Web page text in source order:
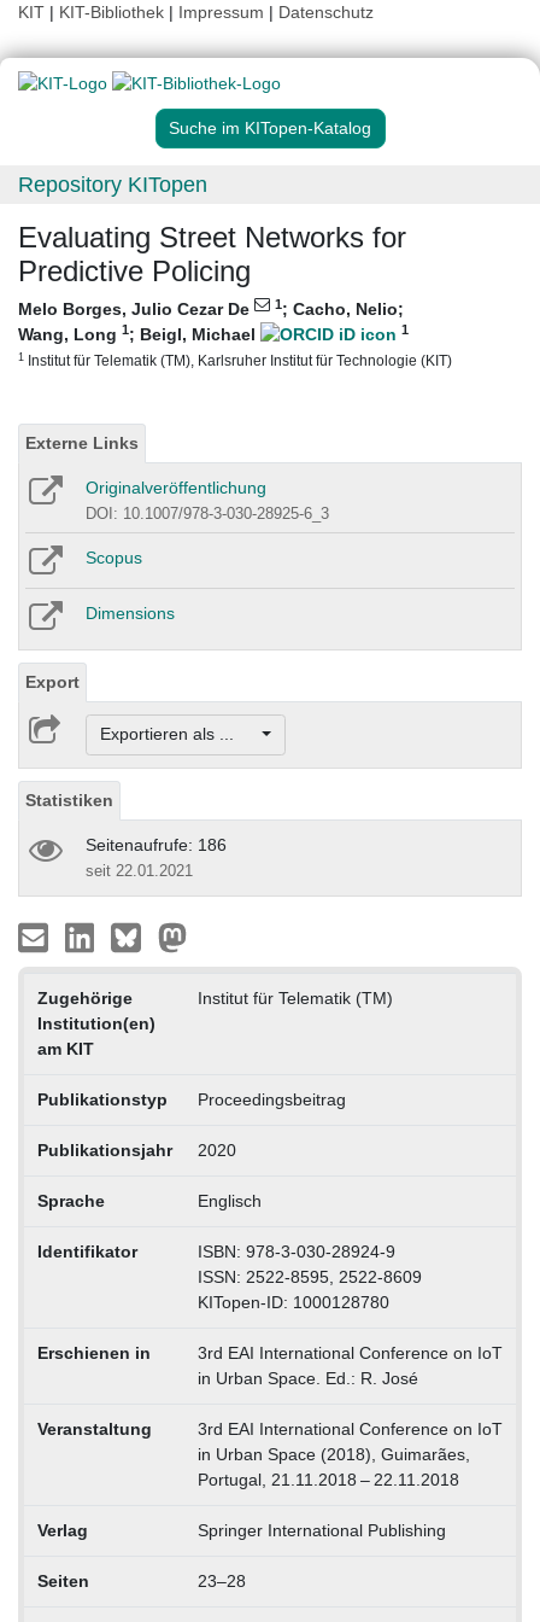
KIT | KIT-Bibliothek | Impressum | Datenschutz
Suche im KITopen-Katalog
Repository KITopen
Evaluating Street Networks for
Predictive Policing
Melo Borges, Julio Cezar De 1; Cacho, Nelio;
Wang, Long 1; Beigl, Michael 1
1 Institut für Telematik (TM), Karlsruher Institut für Technologie (KIT)
Externe Links
Originalveröffentlichung
DOI: 10.1007/978-3-030-28925-6_3
Scopus
Dimensions
Export
Exportieren als ...
Statistiken
Seitenaufrufe: 186
seit 22.01.2021
Zugehörige
Institution(en)
am KIT
Institut für Telematik (TM)
Publikationstyp Proceedingsbeitrag
Publikationsjahr 2020
Sprache Englisch
Identifikator
ISBN: 978-3-030-28924-9
ISSN: 2522-8595, 2522-8609
KITopen-ID: 1000128780
Erschienen in
3rd EAI International Conference on IoT
in Urban Space. Ed.: R. José
Veranstaltung
3rd EAI International Conference on IoT
in Urban Space (2018), Guimarães,
Portugal, 21.11.2018 – 22.11.2018
Verlag Springer International Publishing
Seiten 23–28